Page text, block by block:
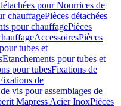
pour Nourrices de
chauffagePièces détachées
pour chauffagePièces
AccessoiresPièces
tubes et
Etanchements pour tubes et
pour tubesFixations de
de
vis pour assemblages de
Mapress Acier InoxPièces